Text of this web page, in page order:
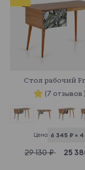
Стол рабочий
(7 отзывов )
Цена 6 345 ₽ × 4
29 130 ₽ 25